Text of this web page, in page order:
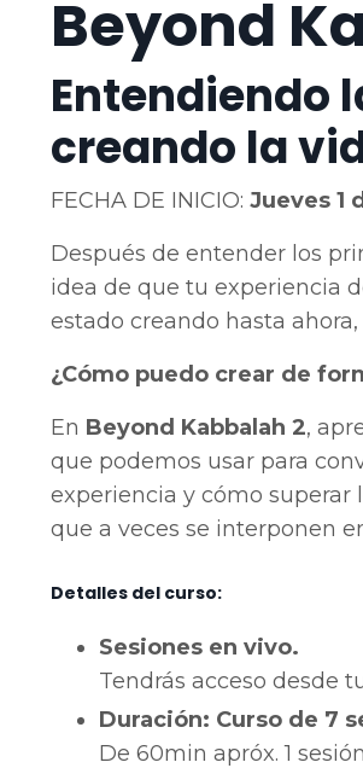
Beyond
Entendiendo
creando la
FECHA DE INICIO: Jueves 1
Después de entender los
idea de que tu experiencia
estado creando hasta
¿Cómo puedo crear de
En Beyond Kabbalah 2,
que podemos usar para
experiencia y cómo superar
que a veces se interponen
Detalles del curso:
Sesiones en vivo.
Tendrás acceso desde
Duración: Curso de 7
De 60min apróx. 1